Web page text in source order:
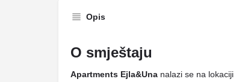
Opis
O smještaju
Apartments Ejla&Una nalazi se na lokaciji